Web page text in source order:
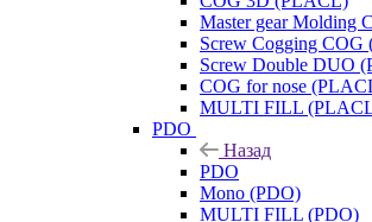
Master gear Molding
Screw Cogging
Screw Double DUO
COG for nose
MULTI FILL
PDO
Назад
PDO
Mono (PDO)
MULTI FILL (PDO)